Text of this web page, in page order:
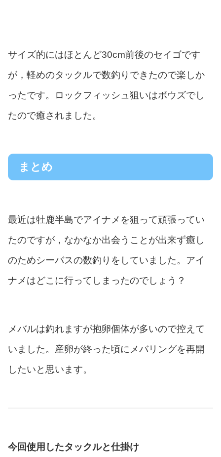
サイズ的にはほとんど30cm前後のセイゴです
が，軽めのタックルで数釣りできたので楽しか
ったです。ロックフィッシュ狙いはボウズでし
たので癒されました。
まとめ
最近は牡鹿半島でアイナメを狙って頑張ってい
たのですが，なかなか出会うことが出来ず癒し
のためシーバスの数釣りをしていました。アイ
ナメはどこに行ってしまったのでしょう？
メバルは釣れますが抱卵個体が多いので控えて
いました。産卵が終った頃にメバリングを再開
したいと思います。
今回使用したタックルと仕掛け